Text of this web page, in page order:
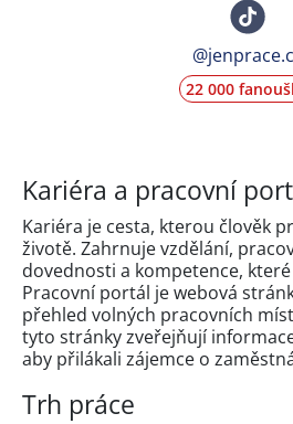
22 000
Kariéra a pracovní
Kariéra je cesta, kterou člověk
životě. Zahrnuje vzdělání,
dovednosti a kompetence,
Pracovní portál je webová
přehled volných pracovních
tyto stránky zveřejňují
aby přilákali zájemce o
Trh práce